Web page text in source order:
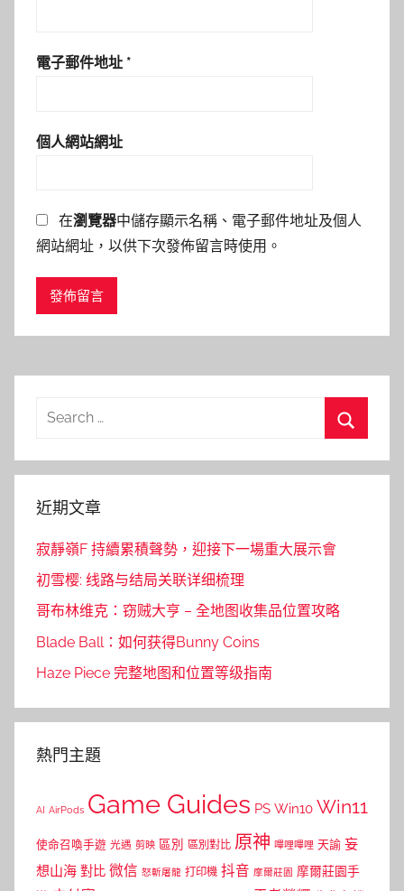
電子郵件地址 *
個人網站網址
在瀏覽器中儲存顯示名稱、電子郵件地址及個人
網站網址，以供下次發佈留言時使用。
Search
近期文章
寂靜嶺F 持續累積聲勢，迎接下一場重大展示會
初雪樱: 线路与结局关联详细梳理
哥布林维克：窃贼大亨 – 全地图收集品位置攻略
Blade Ball：如何获得Bunny Coins
Haze Piece 完整地图和位置等级指南
熱門主題
AI AirPods Game Guides PS Win10 Win11
使命召喚手遊 光遇 剪映 區別 區別對比 原神 嗶哩嗶哩 天諭 妄
想山海 對比 微信 怒斬屠龍 打印機 抖音 摩爾莊園 摩爾莊園手